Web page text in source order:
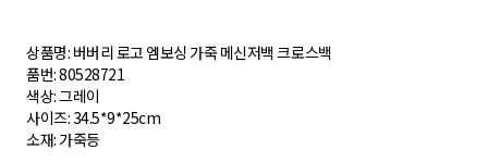
상품명: 버버리 로고 엠보싱 가죽 메신저백 크로스백
품번: 80528721
색상: 그레이
사이즈: 34.5*9*25cm
소재: 가죽등